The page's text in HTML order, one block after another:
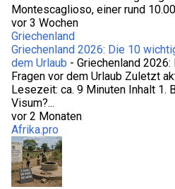
Stop (zigarette)
Süditalien
Super (signal zigarette)
Terlizzi
Tomaten Mozzarella
Tradition
traditionelle Pasta
traditionelle rezepte
Urlaub
Vogelbeobachtung
von Matera nach Alberobello
Montescaglioso, einer rund
vor 3 Wochen
Griechenland
Griechenland 2026: Die 10
dem Urlaub - Griechenland
Fragen vor dem Urlaub Zuletzt
Lesezeit: ca. 9 Minuten Inhalt 1.
Visum?...
vor 2 Monaten
Afrika.pro